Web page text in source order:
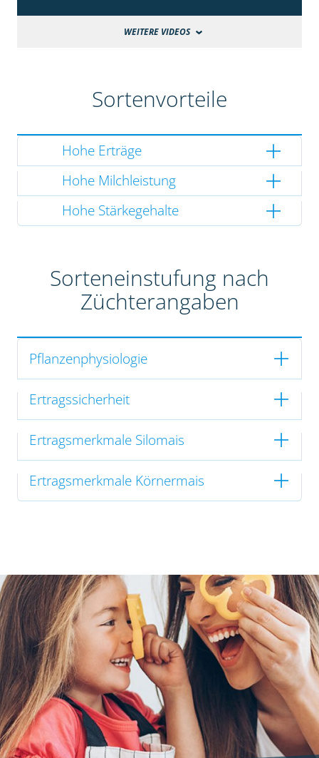
WEITERE VIDEOS
Sortenvorteile
Hohe Erträge
Hohe Milchleistung
Hohe Stärkegehalte
Sorteneinstufung nach
Züchterangaben
Pflanzenphysiologie
Ertragssicherheit
Ertragsmerkmale Silomais
Ertragsmerkmale Körnermais